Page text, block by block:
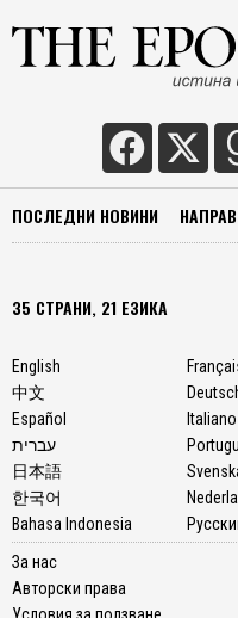
ПОСЛЕДНИ НОВИНИ
35 СТРАНИ, 21 ЕЗИКА
English
中文
Español
עברית
日本語
한국어
Bahasa Indonesia
Italiano
За нас
Авторски права